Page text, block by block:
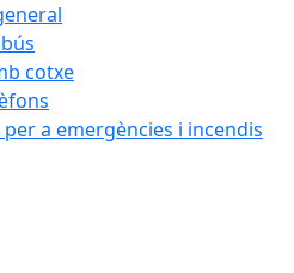
cotxe
a emergències i incendis